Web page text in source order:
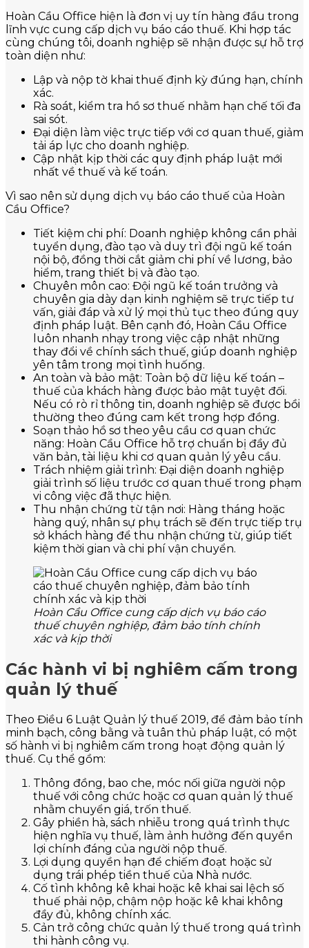
Hoàn Cầu Office hiện là đơn vị uy tín hàng đầu trong
lĩnh vực cung cấp dịch vụ báo cáo thuế. Khi hợp tác
cùng chúng tôi, doanh nghiệp sẽ nhận được sự hỗ trợ
toàn diện như:
Lập và nộp tờ khai thuế định kỳ đúng hạn, chính
xác.
Rà soát, kiểm tra hồ sơ thuế nhằm hạn chế tối đa
sai sót.
Đại diện làm việc trực tiếp với cơ quan thuế, giảm
tải áp lực cho doanh nghiệp.
Cập nhật kịp thời các quy định pháp luật mới
nhất về thuế và kế toán.
Vì sao nên sử dụng dịch vụ báo cáo thuế của Hoàn
Cầu Office?
Tiết kiệm chi phí: Doanh nghiệp không cần phải
tuyển dụng, đào tạo và duy trì đội ngũ kế toán
nội bộ, đồng thời cắt giảm chi phí về lương, bảo
hiểm, trang thiết bị và đào tạo.
Chuyên môn cao: Đội ngũ kế toán trưởng và
chuyên gia dày dạn kinh nghiệm sẽ trực tiếp tư
vấn, giải đáp và xử lý mọi thủ tục theo đúng quy
định pháp luật. Bên cạnh đó, Hoàn Cầu Office
luôn nhanh nhạy trong việc cập nhật những
thay đổi về chính sách thuế, giúp doanh nghiệp
yên tâm trong mọi tình huống.
An toàn và bảo mật: Toàn bộ dữ liệu kế toán –
thuế của khách hàng được bảo mật tuyệt đối.
Nếu có rò rỉ thông tin, doanh nghiệp sẽ được bồi
thường theo đúng cam kết trong hợp đồng.
Soạn thảo hồ sơ theo yêu cầu cơ quan chức
năng: Hoàn Cầu Office hỗ trợ chuẩn bị đầy đủ
văn bản, tài liệu khi cơ quan quản lý yêu cầu.
Trách nhiệm giải trình: Đại diện doanh nghiệp
giải trình số liệu trước cơ quan thuế trong phạm
vi công việc đã thực hiện.
Thu nhận chứng từ tận nơi: Hàng tháng hoặc
hàng quý, nhân sự phụ trách sẽ đến trực tiếp trụ
sở khách hàng để thu nhận chứng từ, giúp tiết
kiệm thời gian và chi phí vận chuyển.
Hoàn Cầu Office cung cấp dịch vụ báo cáo
thuế chuyên nghiệp, đảm bảo tính chính
xác và kịp thời
Các hành vi bị nghiêm cấm trong
quản lý thuế
Theo Điều 6 Luật Quản lý thuế 2019, để đảm bảo tính
minh bạch, công bằng và tuân thủ pháp luật, có một
số hành vi bị nghiêm cấm trong hoạt động quản lý
thuế. Cụ thể gồm:
Thông đồng, bao che, móc nối giữa người nộp
thuế với công chức hoặc cơ quan quản lý thuế
nhằm chuyển giá, trốn thuế.
Gây phiền hà, sách nhiễu trong quá trình thực
hiện nghĩa vụ thuế, làm ảnh hưởng đến quyền
lợi chính đáng của người nộp thuế.
Lợi dụng quyền hạn để chiếm đoạt hoặc sử
dụng trái phép tiền thuế của Nhà nước.
Cố tình không kê khai hoặc kê khai sai lệch số
thuế phải nộp, chậm nộp hoặc kê khai không
đầy đủ, không chính xác.
Cản trở công chức quản lý thuế trong quá trình
thi hành công vụ.